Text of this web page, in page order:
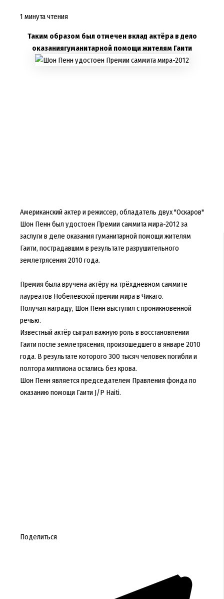
1 минута чтения
Таким образом был отмечен вклад актёра в дело
оказаниягуманитарной помощи жителям Гаити
Американский актер и режиссер, обладатель двух "Оскаров"
Шон Пенн был удостоен Премии саммита мира-2012 за
заслуги в деле оказания гуманитарной помощи жителям
Гаити, пострадавшим в результате разрушительного
землетрясения 2010 года.
Премия была вручена актёру на трёхдневном саммите
лауреатов Нобелевской премии мира в Чикаго.
Получая награду, Шон Пенн выступил с проникновенной
речью.
Известный актёр сыграл важную роль в восстановлении
Гаити после землетрясения, произошедшего в январе 2010
года. В результате которого 300 тысяч человек погибли и
полтора миллиона остались без крова.
Шон Пенн является председателем Правления фонда по
оказанию помощи Гаити J/P Haiti.
Поделиться